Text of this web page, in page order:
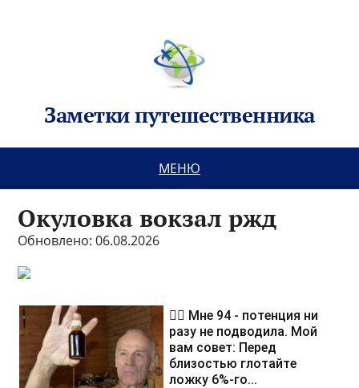
Заметки путешественника
МЕНЮ
Окуловка вокзал ржд
Обновлено: 06.08.2026
❤️‍🔥 Мне 94 - потенция ни
разу не подводила. Мой
вам совет: Перед
близостью глотайте
ложку 6%-го...